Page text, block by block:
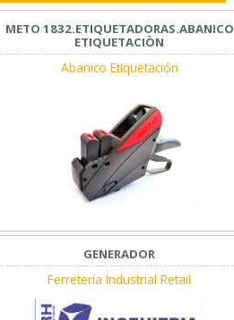
METO 1832.ETIQUETADORAS.ABANICO
ETIQUETACIÒN
Abanico Etiquetación
GENERADOR
Ferretería Industrial Retail